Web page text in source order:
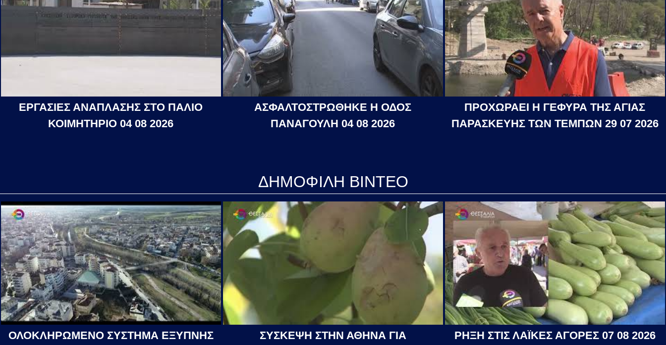
ΕΡΓΑΣΙΕΣ ΑΝΑΠΛΑΣΗΣ ΣΤΟ ΠΑΛΙΟ
ΚΟΙΜΗΤΗΡΙΟ 04 08 2026
ΑΣΦΑΛΤΟΣΤΡΩΘΗΚΕ Η ΟΔΟΣ
ΠΑΝΑΓΟΥΛΗ 04 08 2026
ΠΡΟΧΩΡΑΕΙ Η ΓΕΦΥΡΑ ΤΗΣ ΑΓΙΑΣ
ΠΑΡΑΣΚΕΥΗΣ ΤΩΝ ΤΕΜΠΩΝ 29 07 2026
ΔΗΜΟΦΙΛΗ ΒΙΝΤΕΟ
ΟΛΟΚΛΗΡΩΜΕΝΟ ΣΥΣΤΗΜΑ ΕΞΥΠΝΗΣ
ΣΥΣΚΕΨΗ ΣΤΗΝ ΑΘΗΝΑ ΓΙΑ
ΡΗΞΗ ΣΤΙΣ ΛΑΪΚΕΣ ΑΓΟΡΕΣ 07 08 2026